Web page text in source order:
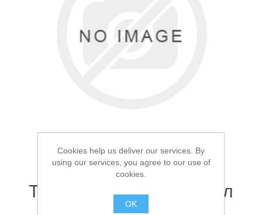
Аксессуары для лодок
Термосумка Арктика 20л
Зеленая с люком
Cookies help us deliver our services. By
using our services, you agree to our use of
cookies.
OK